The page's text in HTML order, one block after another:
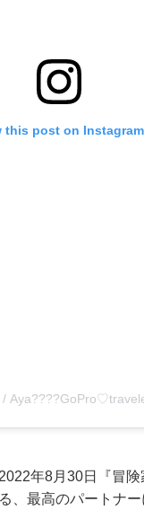
this post on Instagram
/
年8月30日『冒
、最高のパートナ